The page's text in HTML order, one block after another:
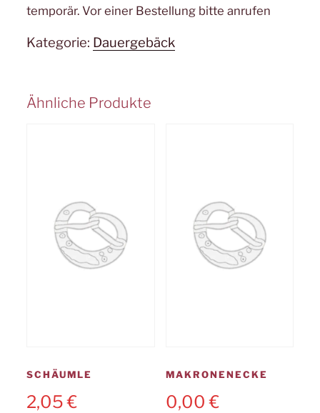
temporär. Vor einer Bestellung bitte anrufen
Kategorie: Dauergebäck
Ähnliche Produkte
SCHÄUMLE
2,05€
MAKRONENECKE
0,00€